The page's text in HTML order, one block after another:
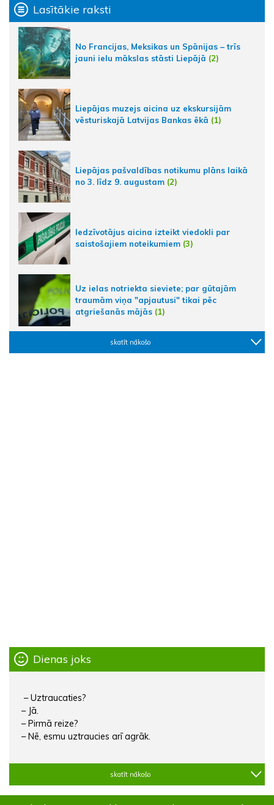
Lasītākie raksti
No Francijas, Meksikas un Spānijas – trīs
jauni ielu mākslas stāsti Liepājā (2)
Liepājas muzejs aicina uz ekskursijām
vēsturiskajā Latvijas Bankas ēkā (1)
Liepājas pašvaldības notikumu plāns laikā
no 3. līdz 9. augustam (2)
Iedzīvotājus aicina izteikt viedokli par
saistošajiem noteikumiem (3)
Uz ielas notriekta sieviete; par gūtajām
traumām viņa "apjautusi" tikai pēc
atgriešanās mājās (1)
skatīt nākošo
Dienas joks
– Uztraucaties?
– Jā.
– Pirmā reize?
– Nē, esmu uztraucies arī agrāk.
skatīt nākošo